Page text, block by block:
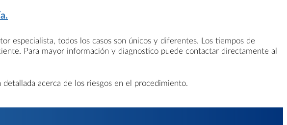
especialista, todos los casos son únicos y diferentes. Los tiempos de
Para mayor información y diagnostico puede contactar directamente al
acerca de los riesgos en el procedimiento.